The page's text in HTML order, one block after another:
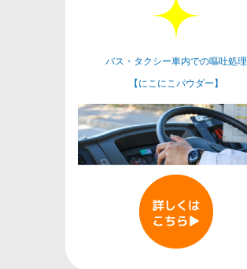
バス・タクシー車内での嘔吐処理
【にこにこパウダー】